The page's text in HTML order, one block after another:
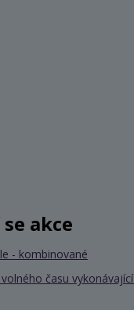
akce
- kombinované
času